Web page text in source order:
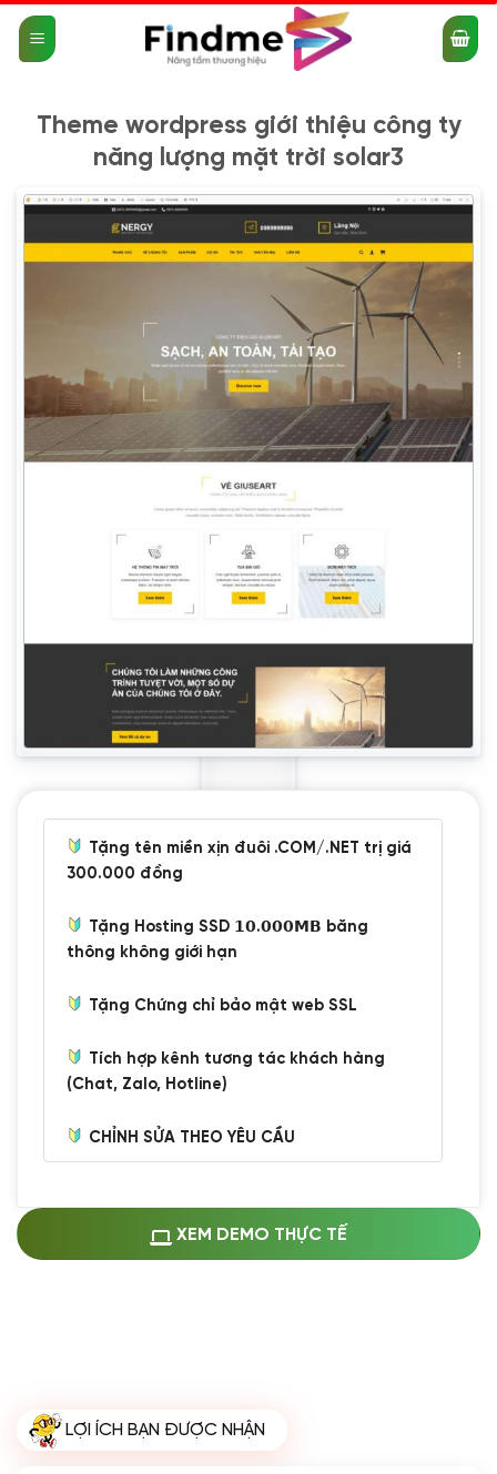
qua
nội
Theme wordpress giới thiệu công ty
năng lượng mặt trời solar3
Tặng tên miền xịn đuôi .COM/.NET trị giá
300.000 đồng
Tặng Hosting SSD 𝟭𝟬.𝟬𝟬𝟬𝗠𝗕 băng
thông không giới hạn
Tặng Chứng chỉ bảo mật web SSL
Tích hợp kênh tương tác khách hàng
(Chat, Zalo, Hotline)
CHỈNH SỬA THEO YÊU CẦU
Thay logo + thông tin doanh nghiệp
(+100.000 VND)
(+200.000 VND)
XEM DEMO THỰC TẾ
LỢI ÍCH BẠN ĐƯỢC NHẬN